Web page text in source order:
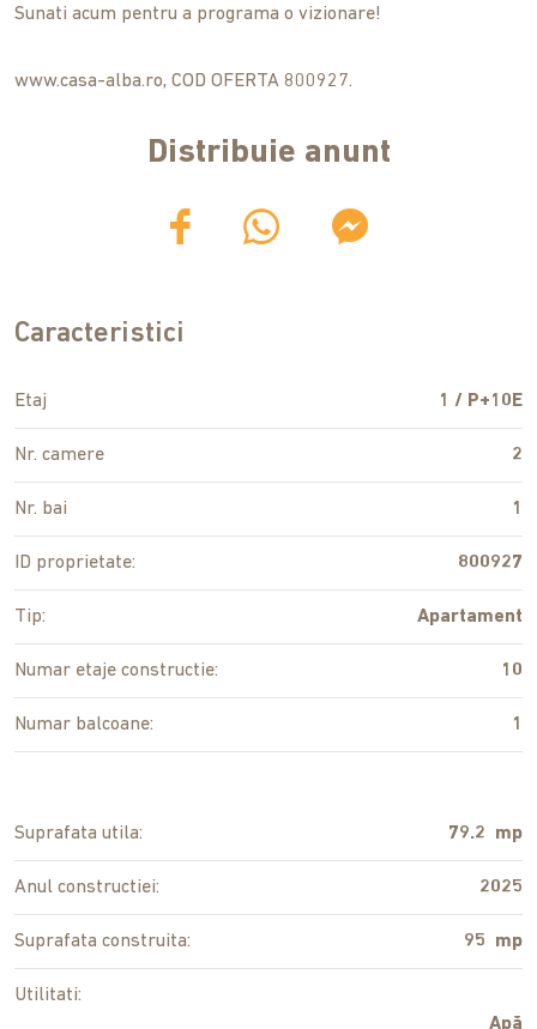
Sunati acum pentru a programa o vizionare!
www.casa-alba.ro, COD OFERTA 800927.
Distribuie anunt
Caracteristici
Etaj 1 / P+10E
Nr. camere 2
Nr. bai 1
ID proprietate: 800927
Tip: Apartament
Numar etaje constructie: 10
Numar balcoane: 1
Suprafata utila: 79.2 mp
Anul constructiei: 2025
Suprafata construita: 95 mp
Utilitati:
Apă